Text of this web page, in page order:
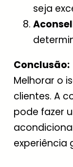
seja
Conclusão:
Melhorar o
clientes. A
pode fazer
experiência